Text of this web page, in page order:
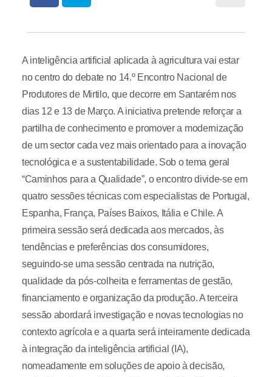
A inteligência artificial aplicada à agricultura vai estar
no centro do debate no 14.º Encontro Nacional de
Produtores de Mirtilo, que decorre em Santarém nos
dias 12 e 13 de Março. A iniciativa pretende reforçar a
partilha de conhecimento e promover a modernização
de um sector cada vez mais orientado para a inovação
tecnológica e a sustentabilidade. Sob o tema geral
“Caminhos para a Qualidade”, o encontro divide-se em
quatro sessões técnicas com especialistas de Portugal,
Espanha, França, Países Baixos, Itália e Chile. A
primeira sessão será dedicada aos mercados, às
tendências e preferências dos consumidores,
seguindo-se uma sessão centrada na nutrição,
qualidade da pós-colheita e ferramentas de gestão,
financiamento e organização da produção. A terceira
sessão abordará investigação e novas tecnologias no
contexto agrícola e a quarta será inteiramente dedicada
à integração da inteligência artificial (IA),
nomeadamente em soluções de apoio à decisão,